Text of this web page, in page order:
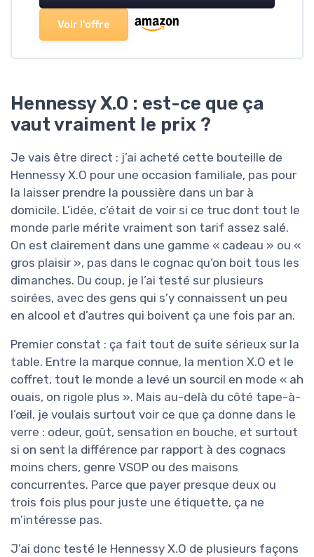
Voir l'offre
Hennessy X.O : est-ce que ça
vaut vraiment le prix ?
Je vais être direct : j’ai acheté cette bouteille de
Hennessy X.O pour une occasion familiale, pas pour
la laisser prendre la poussière dans un bar à
domicile. L’idée, c’était de voir si ce truc dont tout le
monde parle mérite vraiment son tarif assez salé.
On est clairement dans une gamme « cadeau » ou «
gros plaisir », pas dans le cognac qu’on boit tous les
dimanches. Du coup, je l’ai testé sur plusieurs
soirées, avec des gens qui s’y connaissent un peu
en alcool et d’autres qui boivent ça une fois par an.
Premier constat : ça fait tout de suite sérieux sur la
table. Entre la marque connue, la mention X.O et le
coffret, tout le monde a levé un sourcil en mode « ah
ouais, on rigole plus ». Mais au-delà du côté tape-à-
l’œil, je voulais surtout voir ce que ça donne dans le
verre : odeur, goût, sensation en bouche, et surtout
si on sent la différence par rapport à des cognacs
moins chers, genre VSOP ou des maisons
concurrentes. Parce que payer presque deux ou
trois fois plus pour juste une étiquette, ça ne
m’intéresse pas.
J’ai donc testé le Hennessy X.O de plusieurs façons